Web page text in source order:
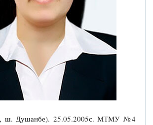
ш. Душанбе). 25.05.2005с. МТМУ №4